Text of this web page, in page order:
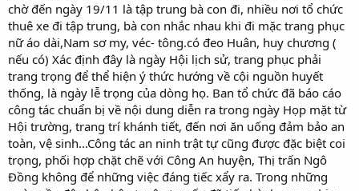
chờ đến ngày 19/11 là tập trung bà con đi, nhiều nơi tổ chức
thuê xe đi tập trung, bà con nhắc nhau khi đi mặc trang phục
nữ áo dài,Nam sơ my, véc- tông.có đeo Huân, huy chương (
nếu có) Xác định đây là ngày Hội lịch sử, trang phục phải
trang trọng để thể hiện ý thức hướng về cội nguồn huyết
thống, là ngày lễ trọng của dòng họ. Ban tổ chức đã báo cáo
công tác chuẩn bị về nội dung diễn ra trong ngày Họp mặt từ
Hội trường, trang trí khánh tiết, đến nơi ăn uống đảm bảo an
toàn, vệ sinh...Công tác an ninh trật tự cũng được đặc biệt coi
trọng, phối hợp chặt chẽ với Công An huyện, Thị trấn Ngô
Đồng không để những việc đáng tiếc xẩy ra. Trong những